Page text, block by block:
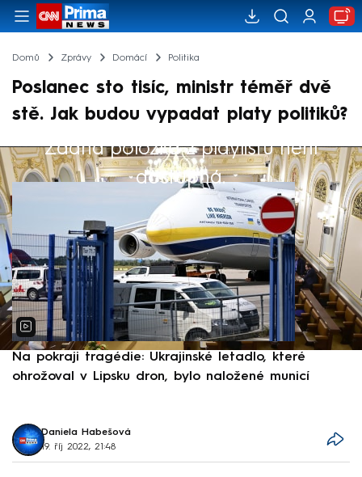
Domů Zprávy Domácí Politika
Poslanec sto tisíc, ministr téměř dvě
stě. Jak budou vypadat platy politiků?
Žádná položka z playlistu není
dostupná.
Výběr redakce
Na pokraji tragédie: Ukrajinské letadlo, které
ohrožoval v Lipsku dron, bylo naložené municí
Daniela Habešová
19. říj 2022, 21:48